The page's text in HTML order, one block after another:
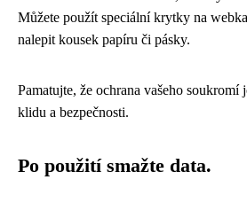
Můžete použít speciální krytky na
nalepit kousek papíru či pásky.
Pamatujte, že ochrana vašeho soukromí
klidu a bezpečnosti.
Po použití smažte data.